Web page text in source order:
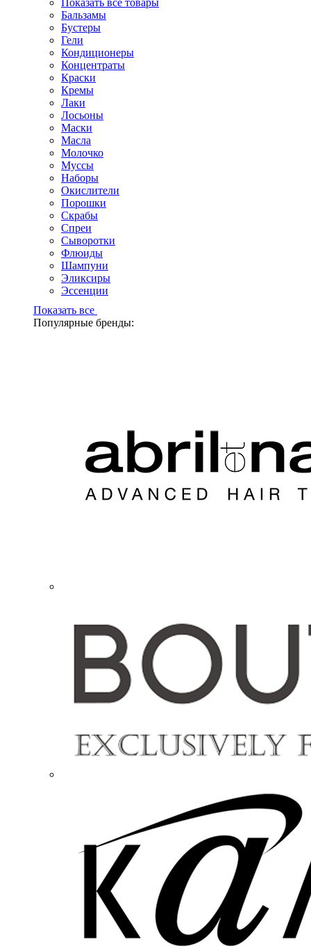
Показать все товары
Бальзамы
Бустеры
Гели
Кондиционеры
Концентраты
Краски
Кремы
Лаки
Лосьоны
Маски
Масла
Молочко
Муссы
Наборы
Окислители
Порошки
Скрабы
Спреи
Сыворотки
Флюиды
Шампуни
Эликсиры
Эссенции
Показать все
Популярные бренды: